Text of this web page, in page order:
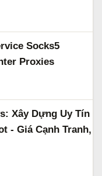
Socks5
Proxies
Xây Dựng Uy Tín
- Giá Cạnh Tranh,